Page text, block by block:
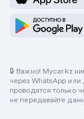
🔒 Важно! Mycar.kz
через WhatsApp
проводятся только
не передавайте